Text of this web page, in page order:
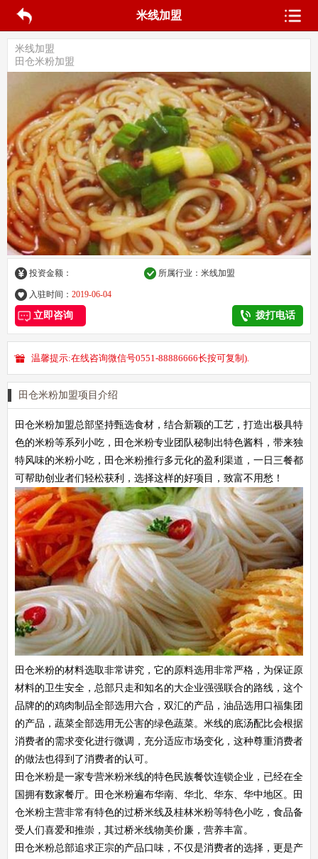
米线加盟
米线加盟
田仓米粉加盟
投资金额： 所属行业：米线加盟
入驻时间： 2019-06-04
立即咨询 拨打电话
温馨提示:在线咨询微信号0551-88886666长按可复制).
田仓米粉加盟项目介绍
田仓米粉加盟总部坚持甄选食材，结合新颖的工艺，打造出极具特
色的米粉等系列小吃，田仓米粉专业团队秘制出特色酱料，带来独
特风味的米粉小吃，田仓米粉推行多元化的盈利渠道，一日三餐都
可帮助创业者们轻松获利，选择这样的好项目，致富不用愁！
田仓米粉的材料选取非常讲究，它的原料选用非常严格，为保证原
材料的卫生安全，总部只走和知名的大企业强强联合的路线，这个
品牌的的鸡肉制品全部选用六合，双汇的产品，油品选用口福集团
的产品，蔬菜全部选用无公害的绿色蔬菜。米线的底汤配比会根据
消费者的需求变化进行微调，充分适应市场变化，这种尊重消费者
的做法也得到了消费者的认可。
田仓米粉是一家专营米粉米线的特色民族餐饮连锁企业，已经在全
国拥有数家餐厅。田仓米粉遍布华南、华北、华东、华中地区。田
仓米粉主营非常有特色的过桥米线及桂林米粉等特色小吃，食品备
受人们喜爱和推崇，其过桥米线物美价廉，营养丰富。
田仓米粉总部追求正宗的产品口味，不仅是消费者的选择，更是产